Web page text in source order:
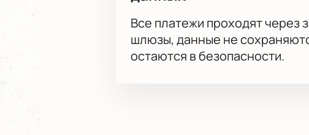
Все платежи проходят через
шлюзы, данные не
остаются в безопасности.